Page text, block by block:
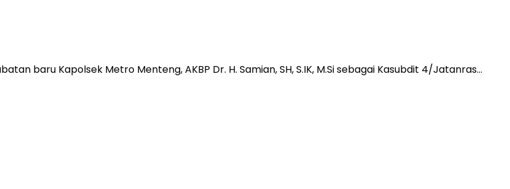
baru Kapolsek Metro Menteng, AKBP Dr. H. Samian, SH, S.IK, M.Si sebagai Kasubdit 4/Jatanras…